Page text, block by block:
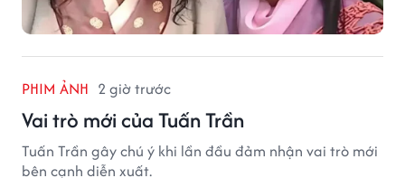
PHIM ẢNH 2 giờ trước
Vai trò mới của Tuấn Trần
Tuấn Trần gây chú ý khi lần đầu đảm nhận vai trò mới
bên cạnh diễn xuất.